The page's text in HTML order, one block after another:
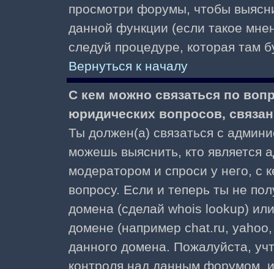
просмотри форумы, чтобы
данной функции (если такое
следуй процедуре, которая там
Вернуться к началу
С кем можно связаться по
юридических вопросов,
Ты должен(а) связаться с
можешь выяснить, кто является
модератором и спроси у него, с
вопросу. Если и теперь ты не
домена (сделай whois lookup)
домене (например chat.ru,
данного домена. Пожалуйста,
контроля над данным форумом,